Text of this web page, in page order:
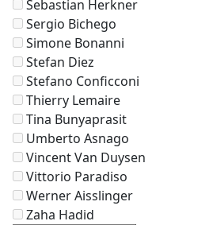
Sebastian Herkner
Sergio Bichego
Simone Bonanni
Stefan Diez
Stefano Conficconi
Thierry Lemaire
Tina Bunyaprasit
Umberto Asnago
Vincent Van Duysen
Vittorio Paradiso
Werner Aisslinger
Zaha Hadid